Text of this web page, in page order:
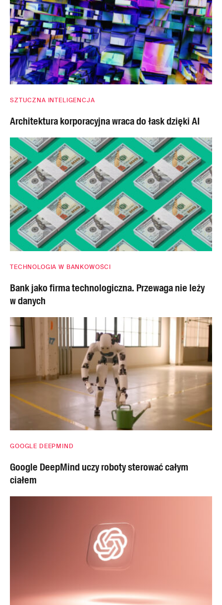
SZTUCZNA INTELIGENCJA
Architektura korporacyjna wraca do łask dzięki AI
TECHNOLOGIA W BANKOWOŚCI
Bank jako firma technologiczna. Przewaga nie leży
w danych
GOOGLE DEEPMIND
Google DeepMind uczy roboty sterować całym
ciałem